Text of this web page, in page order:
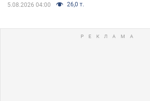
5.08.2026 04:00 26,0 т.